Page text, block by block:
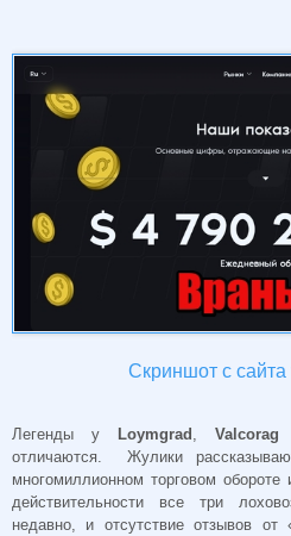
Скриншот с
Легенды у Loymgrad ,Valcorag
отличаются. Жулики
многомиллионном торговом
действительности все три
недавно, и отсутствие отзывов от